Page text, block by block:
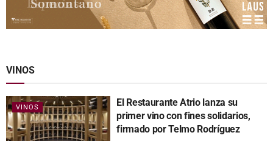
VINOS
VINOS
El Restaurante Atrio lanza su
primer vino con fines solidarios,
firmado por Telmo Rodríguez